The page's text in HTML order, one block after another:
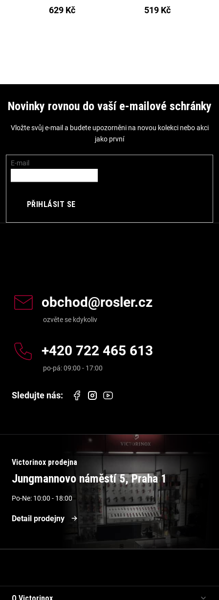
629 Kč 519 Kč
Novinky rovnou do vaší e-mailové schránky
Vložte svůj e-mail a budete upozorněni na novou kolekci nebo akci
jako první
E-mail
PŘIHLÁSIT SE
obchod@rosler.cz
+420 722 465 613
Victorinox prodejna
Jungmannovo náměstí 5, Praha 1
Po-Ne: 10:00 - 18:00
Detail prodejny